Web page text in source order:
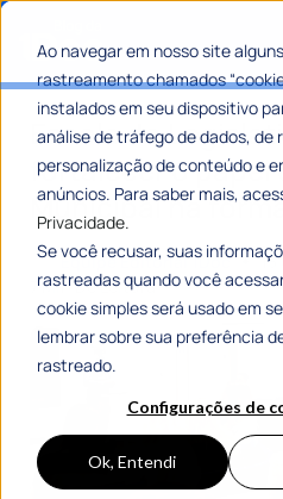
Ao navegar em nosso site
rastreamento chamados
instalados em seu dispositivo
análise de tráfego de dados, de
personalização de conteúdo e
anúncios. Para saber mais,
Privacidade.
Se você recusar, suas
rastreadas quando você
cookie simples será usado em
lembrar sobre sua preferência
rastreado.
Configurações de
Ok, Entendi
Escola do
fortalecer o papel
Municipal na
Por Equipe Editorial 1Doc
15
7 Min De Leitura